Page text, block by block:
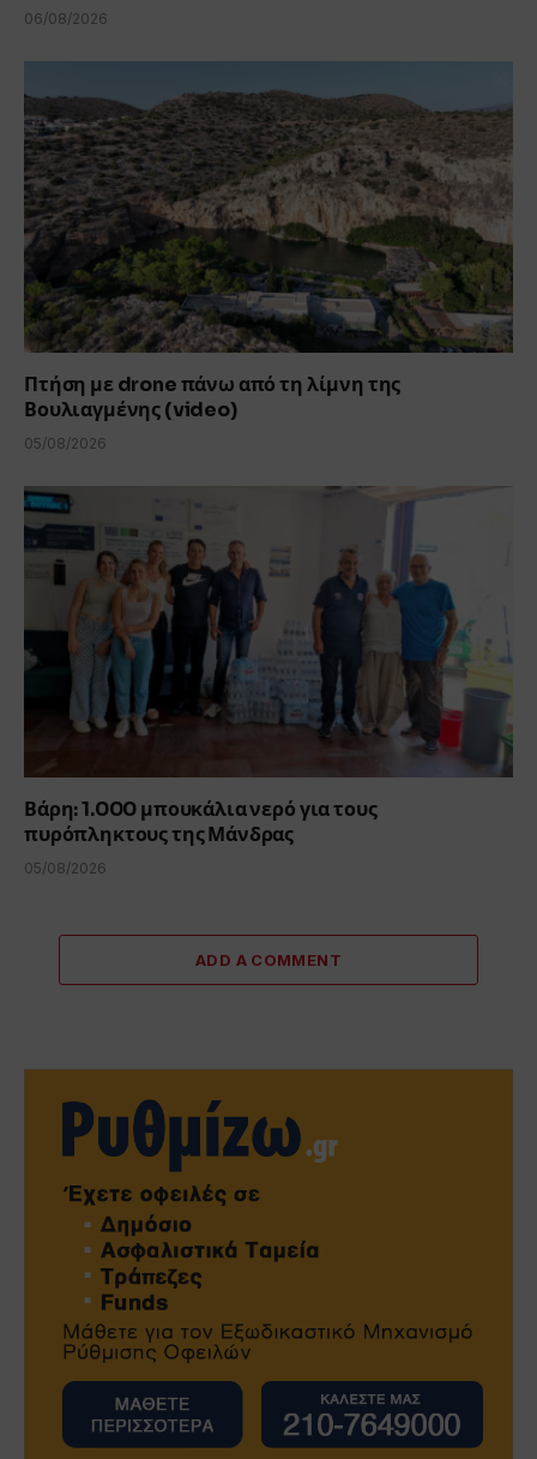
06/08/2026
Πτήση με drone πάνω από τη λίμνη της
Βουλιαγμένης (video)
05/08/2026
Βάρη: 1.000 μπουκάλια νερό για τους
πυρόπληκτους της Μάνδρας
05/08/2026
ADD A COMMENT